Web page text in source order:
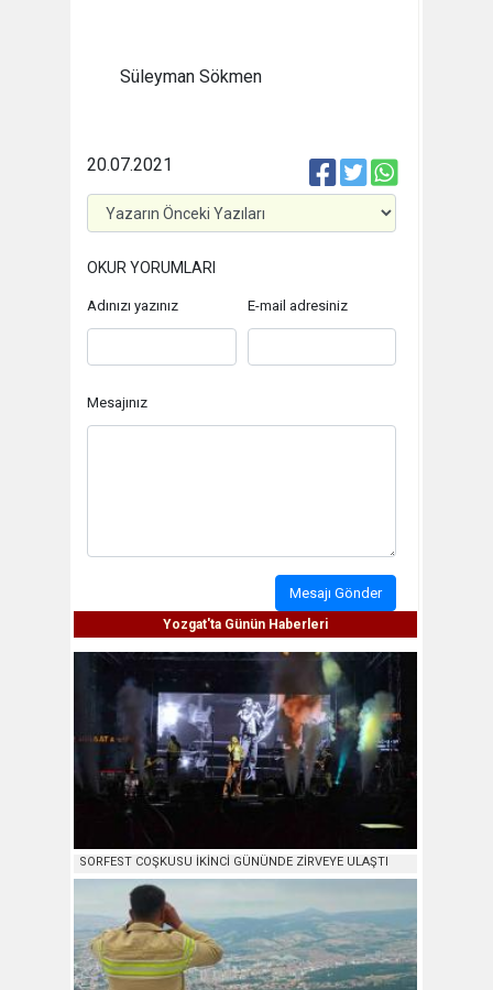
Süleyman Sökmen
20.07.2021
OKUR YORUMLARI
Adınızı yazınız E-mail adresiniz
Mesajınız
Mesajı Gönder
Yozgat'ta Günün Haberleri
SORFEST COŞKUSU İKİNCİ GÜNÜNDE ZİRVEYE ULAŞTI